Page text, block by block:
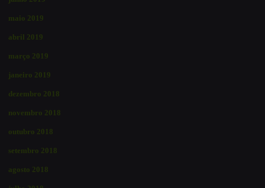
maio 2019
abril 2019
março 2019
janeiro 2019
dezembro 2018
novembro 2018
outubro 2018
setembro 2018
agosto 2018